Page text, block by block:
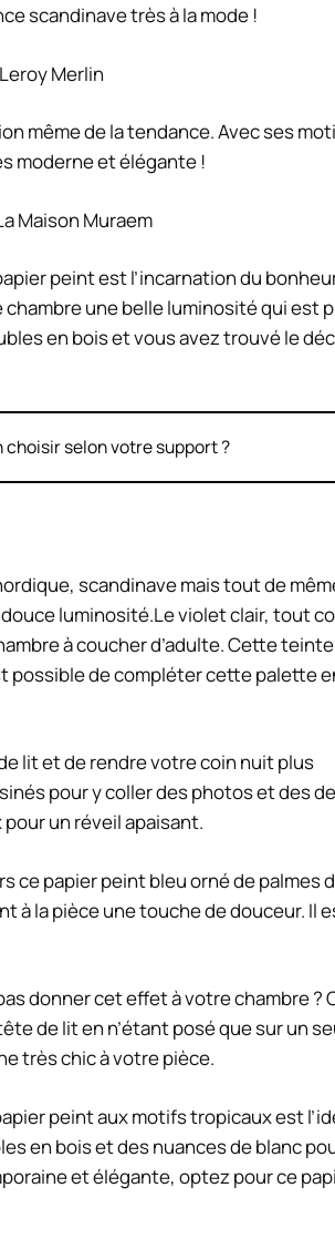
scandinave très à la mode !
Merlin
même de la tendance. Avec ses
moderne et élégante !
Maison Muraem
peint est l’incarnation du
une belle luminosité qui est
en bois et vous avez trouvé le
selon votre support ?
scandinave mais tout de
luminosité.Le violet clair, tout
à coucher d’adulte. Cette
possible de compléter cette palette
lit et de rendre votre coin nuit plus
pour y coller des photos et des
un réveil apaisant.
ce papier peint bleu orné de palmes
la pièce une touche de douceur. Il
donner cet effet à votre chambre ?
de lit en n’étant posé que sur un
très chic à votre pièce.
peint aux motifs tropicaux est
en bois et des nuances de blanc
et élégante, optez pour ce